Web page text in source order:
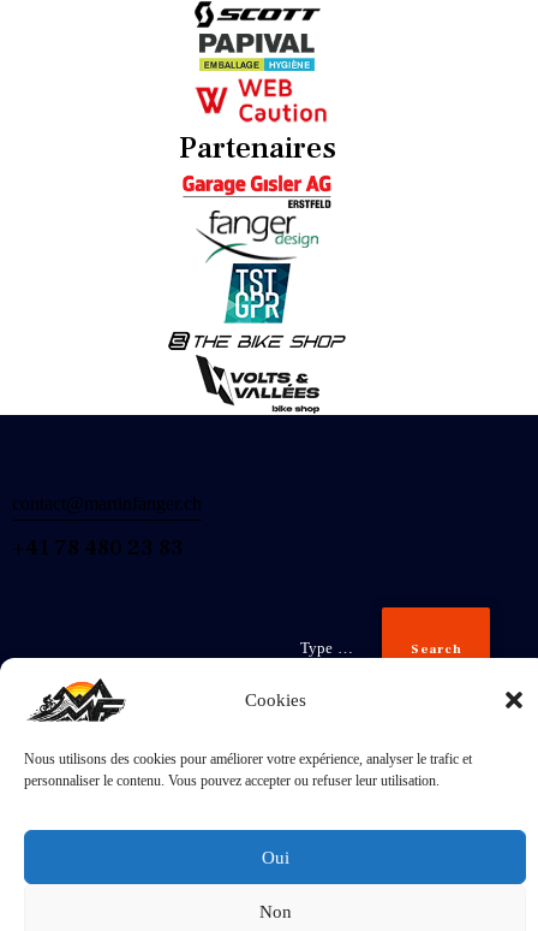
Cookies
Nous utilisons des cookies pour améliorer votre expérience, analyser le trafic et
personnaliser le contenu. Vous pouvez accepter ou refuser leur utilisation.
Oui
Non
Partenaires
contact@martinfanger.ch
+41 78 480 23 83
Search
Inscris-
toi
J'accepte laPolitique de confidentialité.